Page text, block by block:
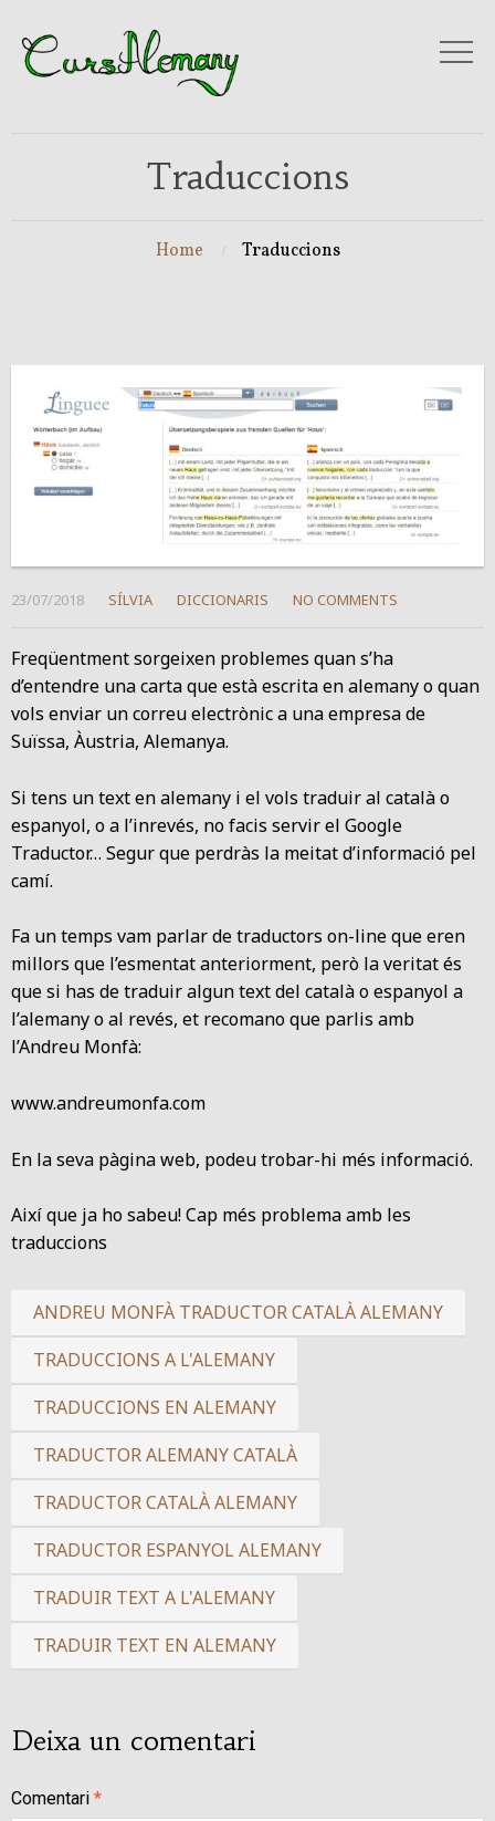
Traduccions
Home Traduccions
23/07/2018 SÍLVIA DICCIONARIS NO COMMENTS
Freqüentment sorgeixen problemes quan s’ha
d’entendre una carta que està escrita en alemany o quan
vols enviar un correu electrònic a una empresa de
Suïssa, Àustria, Alemanya.
Si tens un text en alemany i el vols traduir al català o
espanyol, o a l’inrevés, no facis servir el Google
Traductor… Segur que perdràs la meitat d’informació pel
camí.
Fa un temps vam parlar de traductors on-line que eren
millors que l’esmentat anteriorment, però la veritat és
que si has de traduir algun text del català o espanyol a
l’alemany o al revés, et recomano que parlis amb
l’Andreu Monfà:
www.andreumonfa.com
En la seva pàgina web, podeu trobar-hi més informació.
Així que ja ho sabeu! Cap més problema amb les
traduccions
ANDREU MONFÀ TRADUCTOR CATALÀ ALEMANY
TRADUCCIONS A L'ALEMANY
TRADUCCIONS EN ALEMANY
TRADUCTOR ALEMANY CATALÀ
TRADUCTOR CATALÀ ALEMANY
TRADUCTOR ESPANYOL ALEMANY
TRADUIR TEXT A L'ALEMANY
TRADUIR TEXT EN ALEMANY
Deixa un comentari
Comentari *